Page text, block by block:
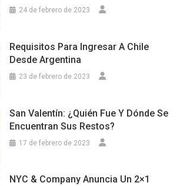
24 de febrero de 2023
Requisitos Para Ingresar A Chile
Desde Argentina
23 de febrero de 2023
San Valentín: ¿Quién Fue Y Dónde Se
Encuentran Sus Restos?
17 de febrero de 2023
NYC & Company Anuncia Un 2×1